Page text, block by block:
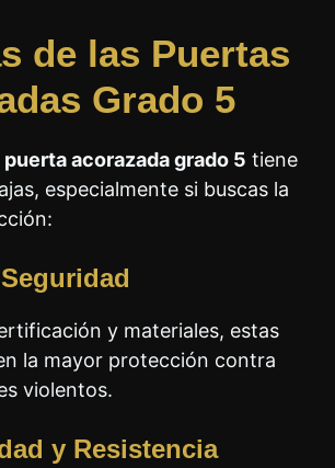
de las Puertas
Grado 5
puerta acorazada grado 5 tiene
especialmente si buscas la
y materiales, estas
la mayor protección contra
violentos.
y Resistencia